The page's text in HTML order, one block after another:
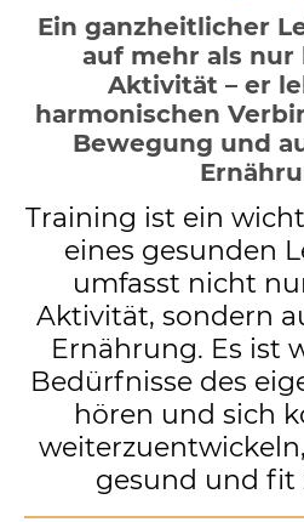
Training ist ein
eines gesunden
umfasst nicht
Aktivität, sondern
Ernährung. Es ist
Bedürfnisse des
hören und sich
gesund und fit
Ein ganzheitlicher
auf mehr als
Aktivität – er
harmonischen
Bewegung und